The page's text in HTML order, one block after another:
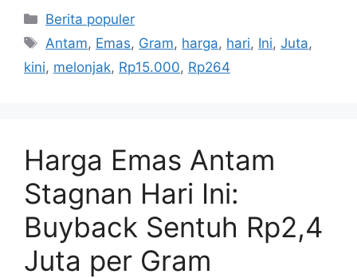
Kategori
Berita populer
Tag
Antam, Emas, Gram, harga, hari, Ini,Juta,
kini, melonjak, Rp15.000, Rp264
Harga Emas Antam
Stagnan Hari Ini:
Buyback Sentuh Rp2,4
Juta per Gram